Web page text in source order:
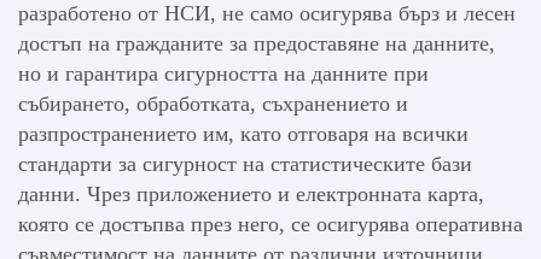
разработено от НСИ, не само осигурява бърз и лесен
достъп на гражданите за предоставяне на данните,
но и гарантира сигурността на данните при
събирането, обработката, съхранението и
разпространението им, като отговаря на всички
стандарти за сигурност на статистическите бази
данни. Чрез приложението и електронната карта,
която се достъпва през него, се осигурява оперативна